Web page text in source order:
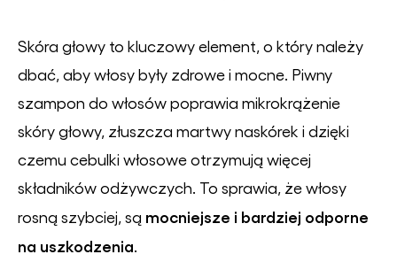
Skóra głowy to kluczowy element, o który należy
dbać, aby włosy były zdrowe i mocne. Piwny
szampon do włosów poprawia mikrokrążenie
skóry głowy, złuszcza martwy naskórek i dzięki
czemu cebulki włosowe otrzymują więcej
składników odżywczych. To sprawia, że włosy
rosną szybciej, są mocniejsze i bardziej odporne
na uszkodzenia